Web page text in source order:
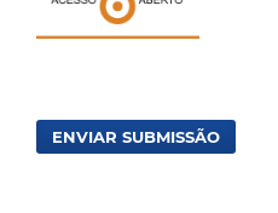
ENVIAR SUBMISSÃO